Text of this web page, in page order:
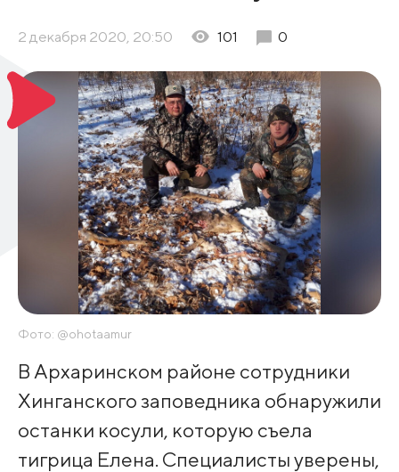
2 декабря 2020, 20:50 101 0
Фото: @ohotaamur
В Архаринском районе сотрудники
Хинганского заповедника обнаружили
останки косули, которую съела
тигрица Елена. Специалисты уверены,